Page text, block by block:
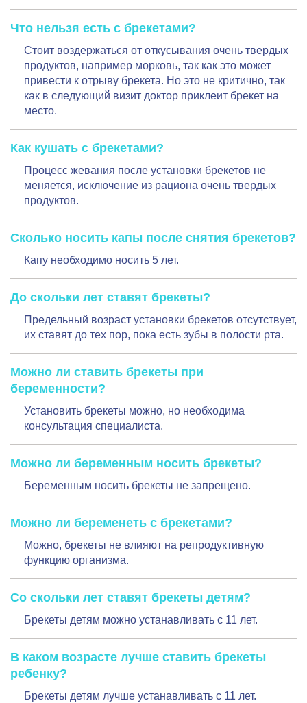
Что нельзя есть с брекетами?
Стоит воздержаться от откусывания очень твердых
продуктов, например морковь, так как это может
привести к отрыву брекета. Но это не критично, так
как в следующий визит доктор приклеит брекет на
место.
Как кушать с брекетами?
Процесс жевания после установки брекетов не
меняется, исключение из рациона очень твердых
продуктов.
Сколько носить капы после снятия брекетов?
Капу необходимо носить 5 лет.
До скольки лет ставят брекеты?
Предельный возраст установки брекетов отсутствует,
их ставят до тех пор, пока есть зубы в полости рта.
Можно ли ставить брекеты при
беременности?
Установить брекеты можно, но необходима
консультация специалиста.
Можно ли беременным носить брекеты?
Беременным носить брекеты не запрещено.
Можно ли беременеть с брекетами?
Можно, брекеты не влияют на репродуктивную
функцию организма.
Со скольки лет ставят брекеты детям?
Брекеты детям можно устанавливать с 11 лет.
В каком возрасте лучше ставить брекеты
ребенку?
Брекеты детям лучше устанавливать с 11 лет.